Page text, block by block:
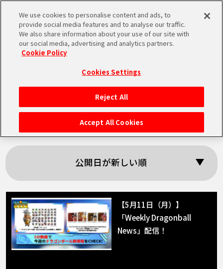
MEN
HOME
NEWS
RANKING
MOVIE
COLUMNS
「DRAGON BALL
STORE」の検索結果
公開日が新しい順
【5月11日（月）】
「Weekly Dragonball
News」配信！
We use cookies to personalise content and ads, to
provide social media features and to analyse our traffic.
We also share information about your use of our site with
our social media, advertising and analytics partners.
Cookie Policy
Cookies Settings
Reject All
Accept All Cookies